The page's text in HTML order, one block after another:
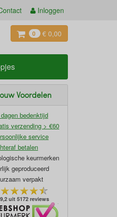
Inloggen
0 € 0,00
Voordelen
bedenktijd
verzending > €60
service
betalen
keurmerken
geproduceerd
verpakt
9,2 uit 5172 reviews